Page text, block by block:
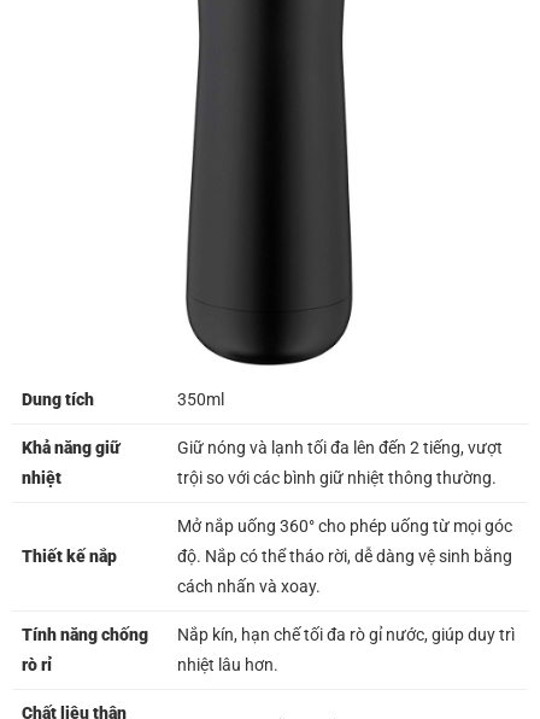
Dung tích 350ml
Khả năng giữ
nhiệt
Giữ nóng và lạnh tối đa lên đến 2 tiếng, vượt
trội so với các bình giữ nhiệt thông thường.
Thiết kế nắp
Mở nắp uống 360° cho phép uống từ mọi góc
độ. Nắp có thể tháo rời, dễ dàng vệ sinh bằng
cách nhấn và xoay.
Tính năng chống
rò rỉ
Nắp kín, hạn chế tối đa rò gỉ nước, giúp duy trì
nhiệt lâu hơn.
Chất liệu thân